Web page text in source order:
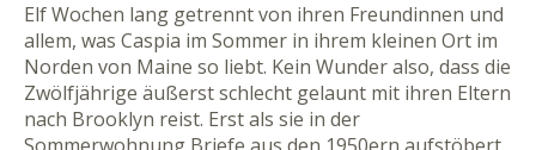
Elf Wochen lang getrennt von ihren Freundinnen und
allem, was Caspia im Sommer in ihrem kleinen Ort im
Norden von Maine so liebt. Kein Wunder also, dass die
Zwölfjährige äußerst schlecht gelaunt mit ihren Eltern
nach Brooklyn reist. Erst als sie in der